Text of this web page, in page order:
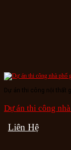
Dự án thi công nội thất
Dự án thi công
Liên Hệ